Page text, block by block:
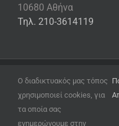
10680 Αθήνα
Τηλ. 210-3614119
Ο διαδικτυακός μας τόπος
χρησιμοποιεί cookies, για
τα οποία σας
ενημερώνουμε στην